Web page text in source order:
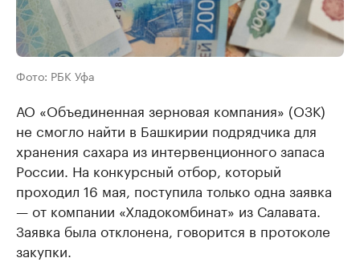
Фото: РБК Уфа
АО «Объединенная зерновая компания» (ОЗК)
не смогло найти в Башкирии подрядчика для
хранения сахара из интервенционного запаса
России. На конкурсный отбор, который
проходил 16 мая, поступила только одна заявка
— от компании «Хладокомбинат» из Салавата.
Заявка была отклонена, говорится в протоколе
закупки.